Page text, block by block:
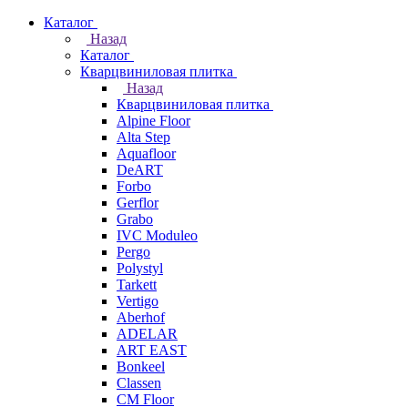
Каталог
Назад
Каталог
Кварцвиниловая плитка
Назад
Кварцвиниловая плитка
Alpine Floor
Alta Step
Aquafloor
DeART
Forbo
Gerflor
Grabo
IVC Moduleo
Pergo
Polystyl
Tarkett
Vertigo
Aberhof
ADELAR
ART EAST
Bonkeel
Classen
CM Floor